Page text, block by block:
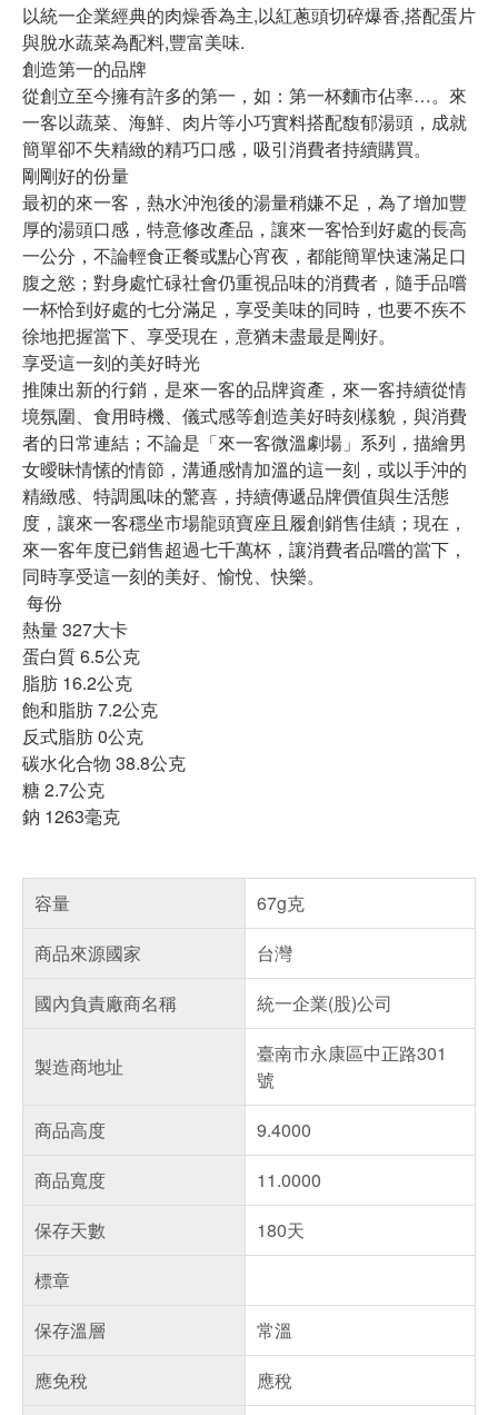
以統一企業經典的肉燥香為主,以紅蔥頭切碎爆香,搭配蛋片
與脫水蔬菜為配料,豐富美味.
創造第一的品牌
從創立至今擁有許多的第一，如：第一杯麵市佔率…。來
一客以蔬菜、海鮮、肉片等小巧實料搭配馥郁湯頭，成就
簡單卻不失精緻的精巧口感，吸引消費者持續購買。
剛剛好的份量
最初的來一客，熱水沖泡後的湯量稍嫌不足，為了增加豐
厚的湯頭口感，特意修改產品，讓來一客恰到好處的長高
一公分，不論輕食正餐或點心宵夜，都能簡單快速滿足口
腹之慾；對身處忙碌社會仍重視品味的消費者，隨手品嚐
一杯恰到好處的七分滿足，享受美味的同時，也要不疾不
徐地把握當下、享受現在，意猶未盡最是剛好。
享受這一刻的美好時光
推陳出新的行銷，是來一客的品牌資產，來一客持續從情
境氛圍、食用時機、儀式感等創造美好時刻樣貌，與消費
者的日常連結；不論是「來一客微溫劇場」系列，描繪男
女曖昧情愫的情節，溝通感情加溫的這一刻，或以手沖的
精緻感、特調風味的驚喜，持續傳遞品牌價值與生活態
度，讓來一客穩坐市場龍頭寶座且履創銷售佳績；現在，
來一客年度已銷售超過七千萬杯，讓消費者品嚐的當下，
同時享受這一刻的美好、愉悅、快樂。
每份
熱量 327大卡
蛋白質 6.5公克
脂肪 16.2公克
飽和脂肪 7.2公克
反式脂肪 0公克
碳水化合物 38.8公克
糖 2.7公克
鈉 1263毫克
容量
67g克
商品來源國家
台灣
國內負責廠商名稱
統一企業(股)公司
製造商地址
臺南市永康區中正路301
號
商品高度
9.4000
商品寬度
11.0000
保存天數
180天
標章
保存溫層
常溫
應免稅
應稅